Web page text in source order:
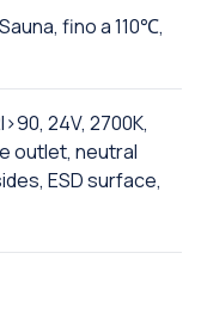
fino a 110℃,
24V, 2700K,
outlet, neutral
ESD surface,